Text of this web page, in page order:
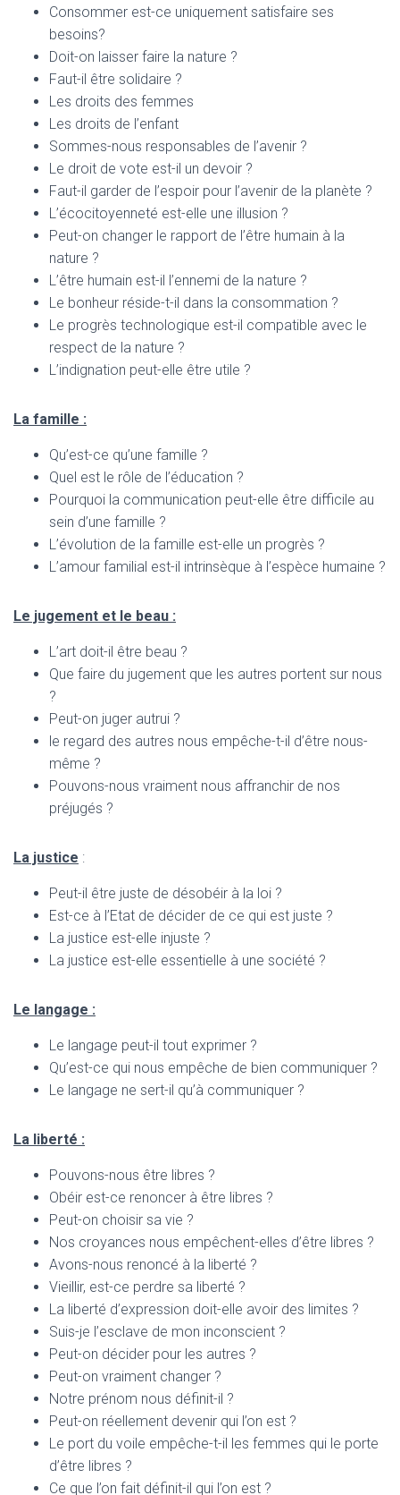
Consommer est-ce uniquement satisfaire ses
besoins?
Doit-on laisser faire la nature ?
Faut-il être solidaire ?
Les droits des femmes
Les droits de l’enfant
Sommes-nous responsables de l’avenir ?
Le droit de vote est-il un devoir ?
Faut-il garder de l’espoir pour l’avenir de la planète ?
L’écocitoyenneté est-elle une illusion ?
Peut-on changer le rapport de l’être humain à la
nature ?
L’être humain est-il l’ennemi de la nature ?
Le bonheur réside-t-il dans la consommation ?
Le progrès technologique est-il compatible avec le
respect de la nature ?
L’indignation peut-elle être utile ?
La famille :
Qu’est-ce qu’une famille ?
Quel est le rôle de l’éducation ?
Pourquoi la communication peut-elle être difficile au
sein d’une famille ?
L’évolution de la famille est-elle un progrès ?
L’amour familial est-il intrinsèque à l’espèce humaine ?
Le jugement et le beau :
L’art doit-il être beau ?
Que faire du jugement que les autres portent sur nous
?
Peut-on juger autrui ?
le regard des autres nous empêche-t-il d’être nous-
même ?
Pouvons-nous vraiment nous affranchir de nos
préjugés ?
La justice :
Peut-il être juste de désobéir à la loi ?
Est-ce à l’Etat de décider de ce qui est juste ?
La justice est-elle injuste ?
La justice est-elle essentielle à une société ?
Le langage :
Le langage peut-il tout exprimer ?
Qu’est-ce qui nous empêche de bien communiquer ?
Le langage ne sert-il qu’à communiquer ?
La liberté :
Pouvons-nous être libres ?
Obéir est-ce renoncer à être libres ?
Peut-on choisir sa vie ?
Nos croyances nous empêchent-elles d’être libres ?
Avons-nous renoncé à la liberté ?
Vieillir, est-ce perdre sa liberté ?
La liberté d’expression doit-elle avoir des limites ?
Suis-je l’esclave de mon inconscient ?
Peut-on décider pour les autres ?
Peut-on vraiment changer ?
Notre prénom nous définit-il ?
Peut-on réellement devenir qui l’on est ?
Le port du voile empêche-t-il les femmes qui le porte
d’être libres ?
Ce que l’on fait définit-il qui l’on est ?